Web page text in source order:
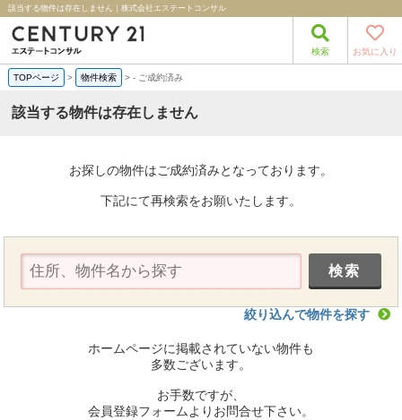
該当する物件は存在しません｜株式会社エステートコンサル
検索 お気に入り
TOPページ > 物件検索 >- ご成約済み
該当する物件は存在しません
お探しの物件はご成約済みとなっております。
下記にて再検索をお願いたします。
絞り込んで物件を探す
ホームページに掲載されていない物件も
多数ございます。
お手数ですが、
会員登録フォームよりお問合せ下さい。